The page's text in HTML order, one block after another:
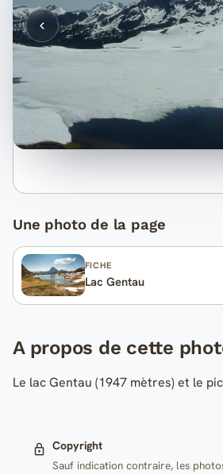
Une photo de la page
FICHE
Lac Gentau
A propos de cette
Le lac Gentau (1947 mètres) et le
Copyright
Sauf indication contraire, les